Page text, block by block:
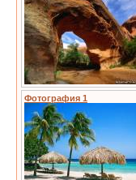
Фотография 1